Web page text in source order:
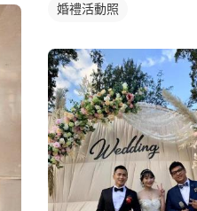
婚禮活動照